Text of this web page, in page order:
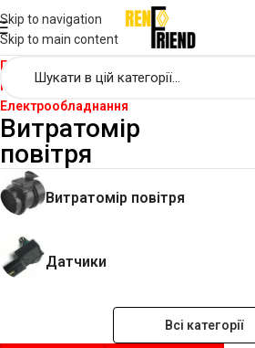
Skip to navigation
Skip to main content
Головна
Renault Kangoo
Електрообладнання
Витратомір
повітря
Витратомір повітря
Датчики
Всі категорії